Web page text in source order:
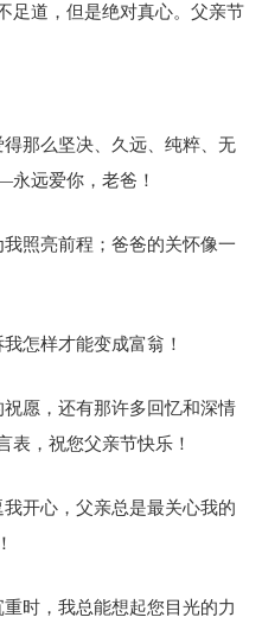
足道，但是绝对真心。父亲节
那么坚决、久远、纯粹、无
远爱你，老爸！
照亮前程；爸爸的关怀像一
怎样才能变成富翁！
愿，还有那许多回忆和深情
表，祝您父亲节快乐！
开心，父亲总是最关心我的
时，我总能想起您目光的力